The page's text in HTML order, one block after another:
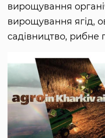
вирощування
вирощування ягід,
садівництво, рибне